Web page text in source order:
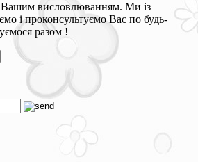
Вашим висловлюванням. Ми із
і проконсультуємо Вас по будь-
разом !